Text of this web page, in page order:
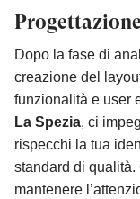
Dopo la fase di
creazione del
funzionalità e user
La Spezia, ci
rispecchi la tua
standard di qualità.
mantenere